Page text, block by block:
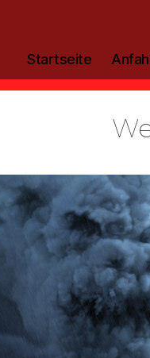
Startseite